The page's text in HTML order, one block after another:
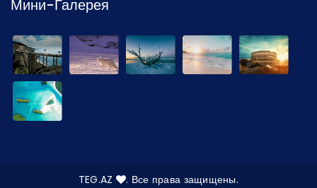
Мини-Галерея
TEG.AZ . Все права защищены.